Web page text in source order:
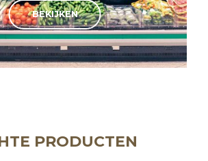
BEKIJKEN
BEKIJKEN
PRODUCTEN